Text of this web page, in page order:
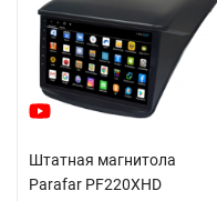
Штатная магнитола
Parafar PF220XHD